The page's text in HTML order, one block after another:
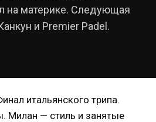
на материке. Следующая
и Premier Padel.
итальянского трипа.
Милан — стиль и занятые